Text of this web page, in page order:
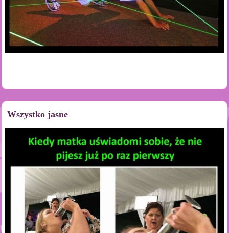
Wszystko jasne